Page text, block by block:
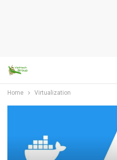
Home Virtualization